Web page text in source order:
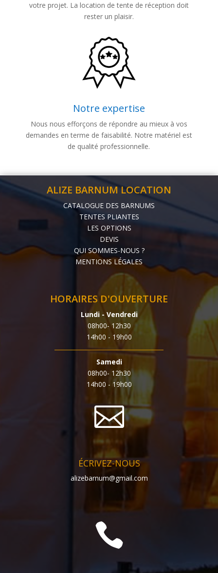
votre projet. La location de tente de réception doit
rester un plaisir.
Notre expertise
Nous nous efforçons de répondre au mieux à vos
demandes en terme de faisabilité. Notre matériel est
de qualité professionnelle.
ALIZE BARNUM LOCATION
CATALOGUE DES BARNUMS
TENTES PLIANTES
LES OPTIONS
DEVIS
QUI SOMMES-NOUS ?
MENTIONS LÉGALES
HORAIRES D'OUVERTURE
Lundi - Vendredi
08h00- 12h30
14h00 - 19h00
Samedi
08h00- 12h30
14h00 - 19h00

ÉCRIVEZ-NOUS
alizebarnum@gmail.com
